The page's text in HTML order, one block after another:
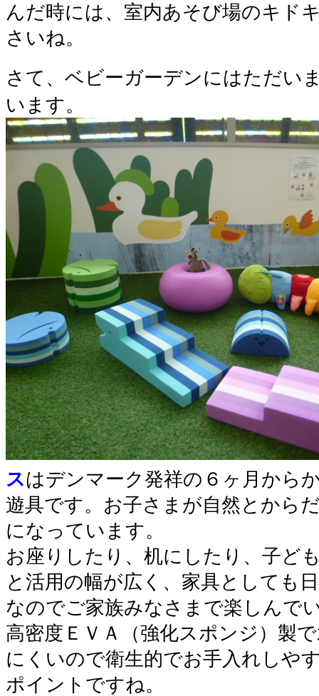
んだ時には、室内あそび場のキド
さいね。
さて、ベビーガーデンにはただい
います。
スはデンマーク発祥の６ヶ月から
遊具です。お子さまが自然とから
になっています。
お座りしたり、机にしたり、子ど
と活用の幅が広く、家具としても
なのでご家族みなさまで楽しんで
高密度ＥＶＡ（強化スポンジ）製
にくいので衛生的でお手入れしや
ポイントですね。